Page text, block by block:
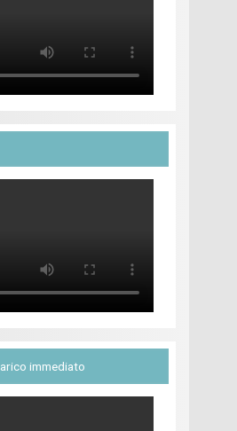
immediato